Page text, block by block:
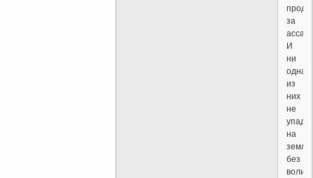
за
И
ни
одна
из
них
не
на
землю
без
воли